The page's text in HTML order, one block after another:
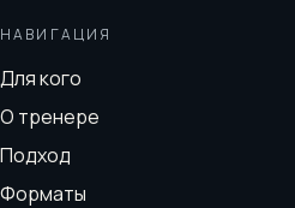
НАВИГАЦИЯ
Для кого
О тренере
Подход
Форматы